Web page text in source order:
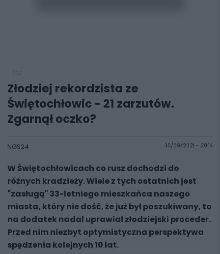
Złodziej rekordzista ze
Świętochłowic - 21 zarzutów.
Zgarnął oczko?
NGS24 30/09/2021 - 20:14
W Świętochłowicach co rusz dochodzi do
różnych kradzieży. Wiele z tych ostatnich jest
"zasługą" 33-letniego mieszkańca naszego
miasta, który nie dość, że już był poszukiwany, to
na dodatek nadal uprawiał złodziejski proceder.
Przed nim niezbyt optymistyczna perspektywa
spędzenia kolejnych 10 lat.